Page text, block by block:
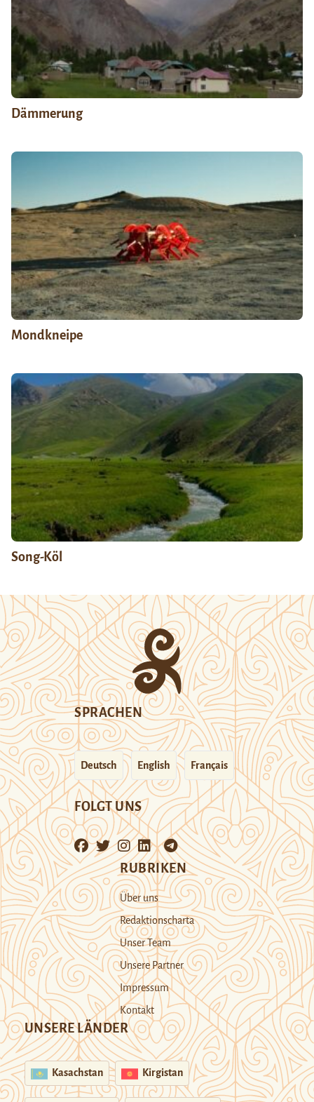
Dämmerung
Mondkneipe
Song-Köl
SPRACHEN
Deutsch English Français
FOLGT UNS
RUBRIKEN
Über uns
Redaktionscharta
Unser Team
Unsere Partner
Impressum
Kontakt
UNSERE LÄNDER
Kasachstan Kirgistan